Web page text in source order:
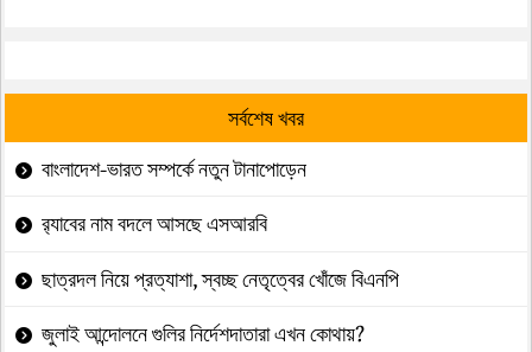
সর্বশেষ খবর
বাংলাদেশ-ভারত সম্পর্কে নতুন টানাপোড়েন
র‍্যাবের নাম বদলে আসছে এসআরবি
ছাত্রদল নিয়ে প্রত্যাশা, স্বচ্ছ নেতৃত্বের খোঁজে বিএনপি
জুলাই আন্দোলনে গুলির নির্দেশদাতারা এখন কোথায়?